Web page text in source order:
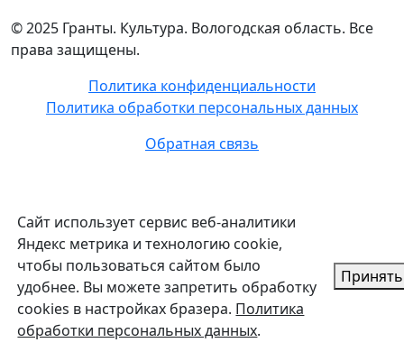
© 2025 Гранты. Культура. Вологодская область. Все
права защищены.
Политика конфиденциальности
Политика обработки персональных данных
Обратная связь
Сайт использует сервис веб-аналитики
Яндекс метрика и технологию cookie,
чтобы пользоваться сайтом было
удобнее. Вы можете запретить обработку
cookies в настройках бразера. Политика
обработки персональных данных.
Принять